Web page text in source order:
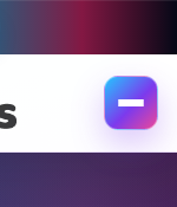
Abrir